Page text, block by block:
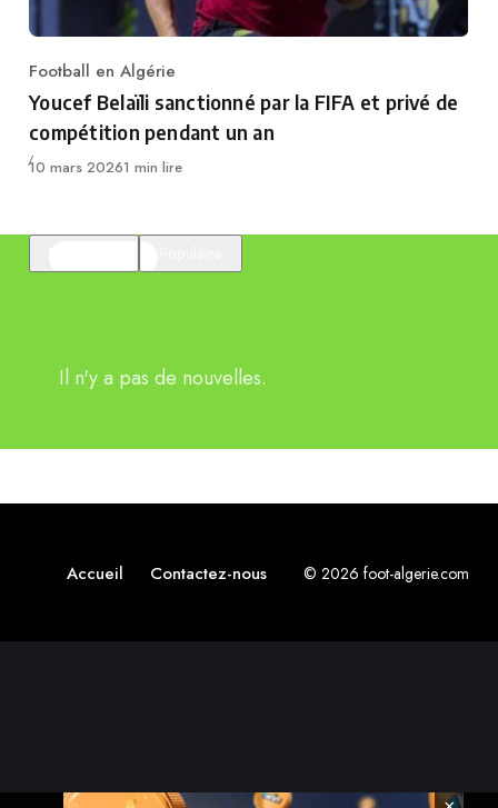
Category
Football en Algérie
Youcef Belaïli sanctionné par la FIFA et privé de
compétition pendant un an
Publié
10 mars 20261 min lire
Il n'y a pas de nouvelles.
Accueil Contactez-nous © 2026 foot-algerie.com